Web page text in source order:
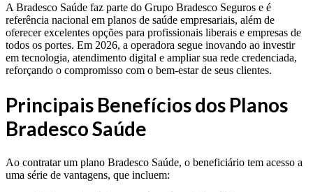
A Bradesco Saúde faz parte do Grupo Bradesco Seguros e é
referência nacional em planos de saúde empresariais, além de
oferecer excelentes opções para profissionais liberais e empresas de
todos os portes. Em 2026, a operadora segue inovando ao investir
em tecnologia, atendimento digital e ampliar sua rede credenciada,
reforçando o compromisso com o bem-estar de seus clientes.
Principais Benefícios dos Planos
Bradesco Saúde
Ao contratar um plano Bradesco Saúde, o beneficiário tem acesso a
uma série de vantagens, que incluem: